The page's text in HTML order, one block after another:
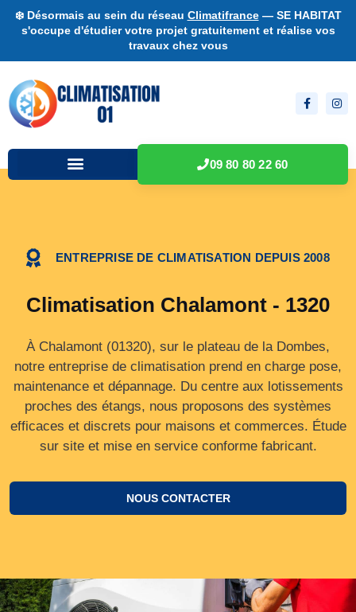
❄️ Désormais au sein du réseau Climatifrance— SE HABITAT
s'occupe d'étudier votre projet gratuitement et réalise vos
travaux chez vous
09 80 80 22 60
ENTREPRISE DE CLIMATISATION DEPUIS 2008
Climatisation Chalamont - 1320
À Chalamont (01320), sur le plateau de la Dombes,
notre entreprise de climatisation prend en charge pose,
maintenance et dépannage. Du centre aux lotissements
proches des étangs, nous proposons des systèmes
efficaces et discrets pour maisons et commerces. Étude
sur site et mise en service conforme fabricant.
NOUS CONTACTER